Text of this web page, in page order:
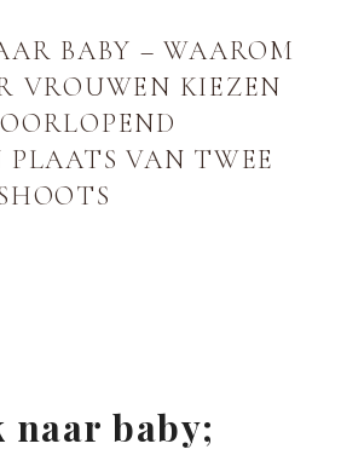
FOTOGRAFIE
ZUID-
DIE
ZICHZELF
HERKENNEN
BABY – WAAROM
VROUWEN KIEZEN
VAN TWEE
naar baby;